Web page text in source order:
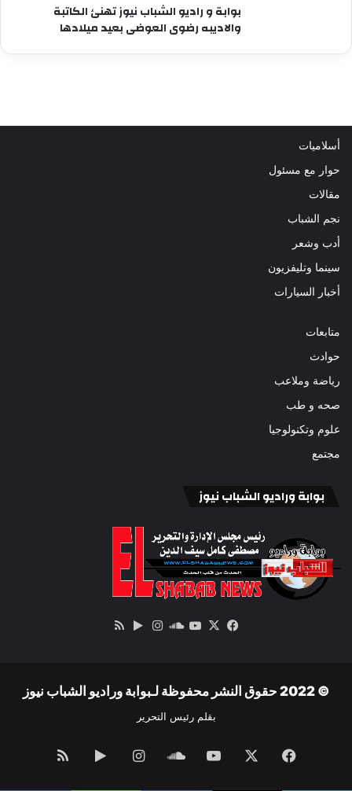
بوابة و راديو الشباب نيوز تهنئ الكاتبة
والاديبه رضوى العوضى بعيد ميلادها
أسلاميات
حوار مع مسئول
مقالات
نجم الشباب
أدب وشعر
سينما وتليفزيون
أخبار السيارات
متابعات
حوادث
رياضة وملاعب
صحه و طب
علوم وتكنولوجيا
مجتمع
بوابة وراديو الشباب نيوز
فيسبوك
‫X
‫YouTube
ساوندانستقرام‏Google
© 2022 حقوق النشر محفوظة لـبوابة وراديو الشباب نيوز
بقلم رئيس التحرير
فيسبوك ‫YouTubeساوندانستقرام‏Googleملخص